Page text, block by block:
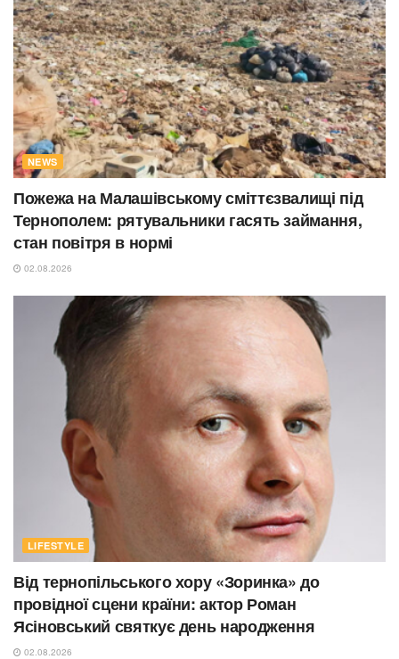
NEWS
Пожежа на Малашівському сміттєзвалищі під
Тернополем: рятувальники гасять займання,
стан повітря в нормі
02.08.2026
LIFESTYLE
Від тернопільського хору «Зоринка» до
провідної сцени країни: актор Роман
Ясіновський святкує день народження
02.08.2026